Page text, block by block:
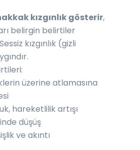
kızgınlık gösterir,
belirgin belirtiler
kızgınlık (gizli
üzerine atlamasına
hareketlilik artışı
düşüş
ve akıntı